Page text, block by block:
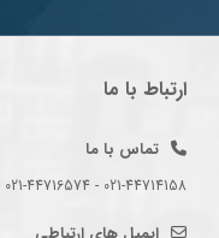
ارتباط با ما
تماس با ما
021-44714158 - 021-44716574 - 021-44714489